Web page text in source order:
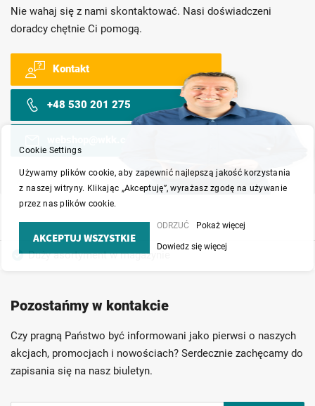
Nie wahaj się z nami skontaktować. Nasi doświadczeni
doradcy chętnie Ci pomogą.
Kontakt
+48 530 201 275
Duży asortyment w magazynie
Szybka dostawa
Indywidualni doradcy
Ponad 40 lat doświadczenia
Możliwość własnego etykietowania
Pozostańmy w kontakcie
Czy pragną Państwo być informowani jako pierwsi o naszych
akcjach, promocjach i nowościach? Serdecznie zachęcamy do
zapisania się na nasz biuletyn.
Cookie Settings
Używamy plików cookie, aby zapewnić najlepszą jakość korzystania
z naszej witryny. Klikając „Akceptuję”, wyrażasz zgodę na używanie
przez nas plików cookie.
AKCEPTUJ WSZYSTKIE
ODRZUĆ Pokaż więcej
Dowiedz się więcej